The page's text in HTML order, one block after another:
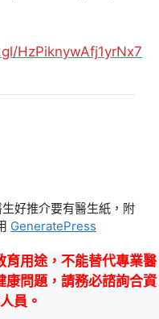
HzPiknywAfj1yrNx7
好推介要有醫生紙，附
GeneratePress
育用途，不能替代專業醫
康問題，請務必諮詢合資
員。